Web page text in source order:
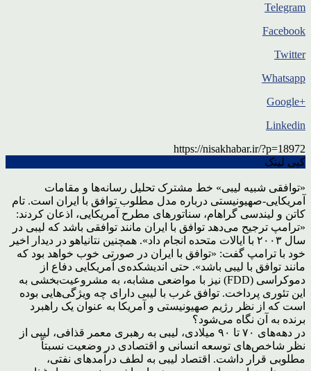
Telegram
Facebook
Twitter
Whatsapp
+Google
Linkedin
https://nisakhabar.ir/?p=18972
کپی لینک
«توافقی شبیه لیبی» خط مشترک تحلیل رسانه‌ها و مقامات
آمریکایی-صهیونیستی درباره مدل مطلوب توافق با ایران است. تام
کاتن و لیندسی گراهام، سناتورهای مطرح آمریکایی، اذعان کردند:
«ترامپ ترجیح می‌دهد توافق با ایران مانند توافقی باشد که لیبی در
سال ۲۰۰۳ با ایالات متحده انجام داد». همچنین نتانیاهو در دیدار اخیر
خود با ترامپ گفت: «توافق با ایران در صورتی خوب خواهد بود که
مانند توافق با لیبی باشد». حتی اندیشکده‌ی آمریکایی دفاع از
دموکراسی (FDD) نیز با مواضعی مشابه، به مشروعیت‌بخشی به
این تئوری پرداخت. توافق غرب با لیبی دارای چه ویژگی‌هایی بوده
است که از نظر رژیم صهیونیستی و آمریکا به عنوان یک راهبرد
برنده به آن نگاه می‌شود؟
در دهه‌های ۷۰ تا ۹۰ میلادی، لیبی به رهبری معمر قذافی، لیبی از
نظر شاخص‌های توسعه انسانی و اقتصادی در وضعیت نسبتاً
مطلوبی قرار داشت. اقتصاد لیبی به لطف درآمدهای نفتی،